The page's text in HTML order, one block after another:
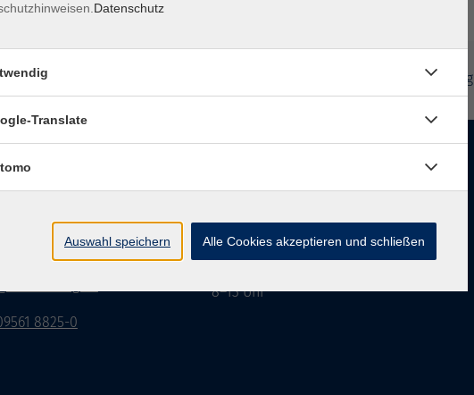
AGB/Widerrufsbelehrung
15
8825-0
Montag bis Donnerstag:
8–13 Uhr und 13:30–17 Uhr
8–13 Uhr
Datenschutz
Translate
Auswahl speichern Alle Cookies akzeptieren und schließen